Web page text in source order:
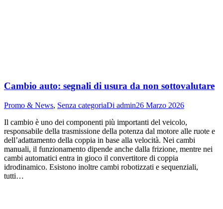
Cambio auto: segnali di usura da non sottovalutare
Promo & News, Senza categoriaDi admin26 Marzo 2026
Il cambio è uno dei componenti più importanti del veicolo,
responsabile della trasmissione della potenza dal motore alle ruote e
dell’adattamento della coppia in base alla velocità. Nei cambi
manuali, il funzionamento dipende anche dalla frizione, mentre nei
cambi automatici entra in gioco il convertitore di coppia
idrodinamico. Esistono inoltre cambi robotizzati e sequenziali,
tutti…